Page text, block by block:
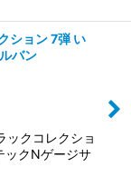
ション 7弾 い
バン
クコレクショ
クNゲージサ